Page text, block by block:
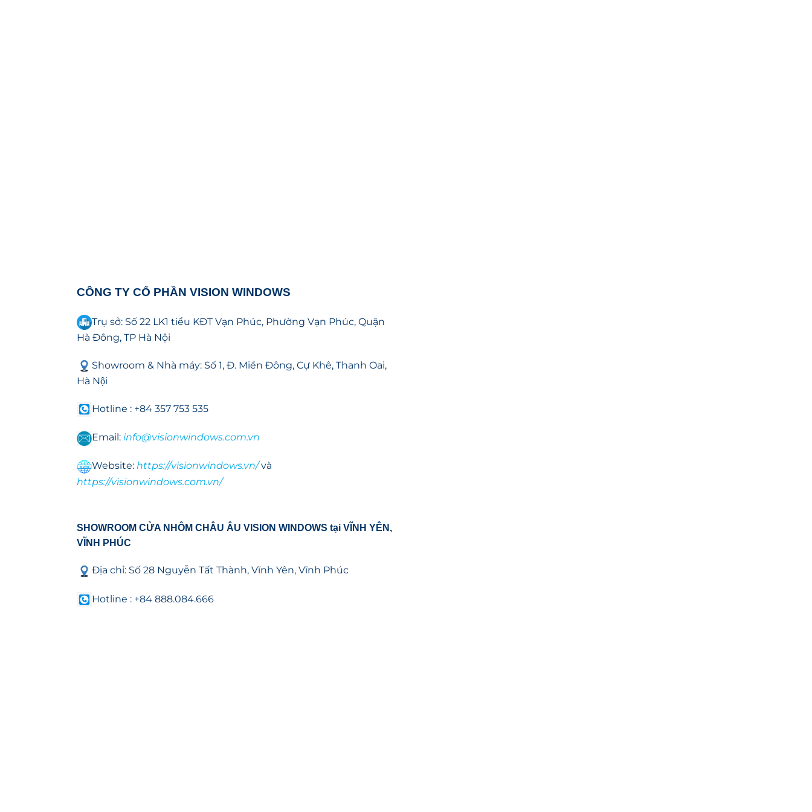
CÔNG TY CỔ PHẦN VISION WINDOWS
Trụ sở: Số 22 LK1 tiểu KĐT Vạn Phúc, Phường Vạn Phúc, Quận
Hà Đông, TP Hà Nội
Showroom & Nhà máy: Số 1, Đ. Miền Đông, Cự Khê, Thanh Oai,
Hà Nội
Hotline : +84 357 753 535
Email: info@visionwindows.com.vn
Website: https://visionwindows.vn/ và
https://visionwindows.com.vn/
SHOWROOM CỬA NHÔM CHÂU ÂU VISION WINDOWS tại VĨNH YÊN,
VĨNH PHÚC
Địa chỉ: Số 28 Nguyễn Tất Thành, Vĩnh Yên, Vĩnh Phúc
Hotline : +84 888.084.666